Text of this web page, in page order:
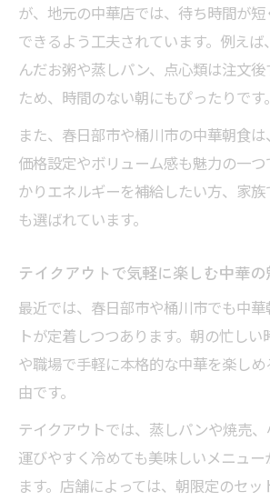
が、地元の中華店では、待ち時間が
できるよう工夫されています。例え
んだお粥や蒸しパン、点心類は注文
ため、時間のない朝にもぴったりです。
また、春日部市や桶川市の中華朝食
価格設定やボリューム感も魅力の一つ
かりエネルギーを補給したい方、家
も選ばれています。
テイクアウトで気軽に楽しむ中華の
最近では、春日部市や桶川市でも中
トが定着しつつあります。朝の忙し
や職場で手軽に本格的な中華を楽し
由です。
テイクアウトでは、蒸しパンや焼売
運びやすく冷めても美味しいメニュ
ます。店舗によっては、朝限定のセッ